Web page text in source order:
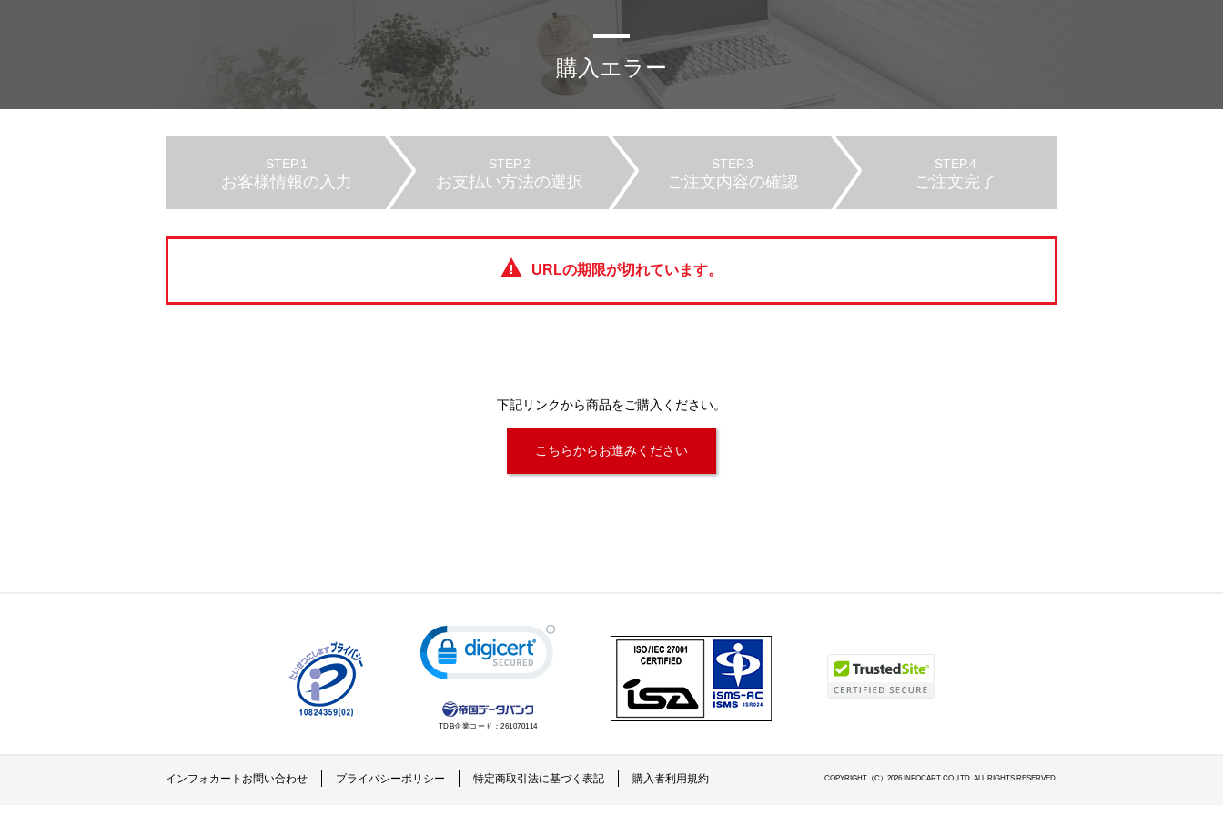
購入エラー
STEP.1
お客様情報の入力
STEP.2
お支払い方法の選択
STEP.3
ご注文内容の確認
STEP.4
ご注文完了
URLの期限が切れています。
下記リンクから商品をご購入ください。
こちらからお進みください
TDB企業コード： 261070114
インフォカートお問い合わせ プライバシーポリシー 特定商取引法に基づく表記 購入者利用規約 COPYRIGHT（C）2026 INFOCART CO.,LTD. ALL RIGHTS RESERVED.